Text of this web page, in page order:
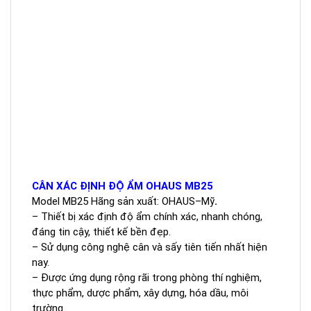
CÂN XÁC ĐỊNH ĐỘ ẨM OHAUS MB25
Model MB25 Hãng sản xuất: OHAUS–Mỹ.
– Thiết bị xác định độ ẩm chính xác, nhanh chóng,
đáng tin cậy, thiết kế bền đẹp.
– Sử dụng công nghệ cân và sấy tiên tiến nhất hiện
nay.
– Được ứng dụng rộng rãi trong phòng thí nghiệm,
thực phẩm, dược phẩm, xây dựng, hóa dầu, môi
trường…